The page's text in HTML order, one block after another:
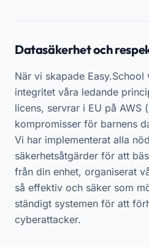
Datasäkerhet och
När vi skapade Easy.School
integritet våra ledande
licens, servrar i EU på AWS
kompromisser för barnens
Vi har implementerat alla
säkerhetsåtgärder för att
från din enhet, organiserat
så effektiv och säker som
ständigt systemen för att
cyberattacker.